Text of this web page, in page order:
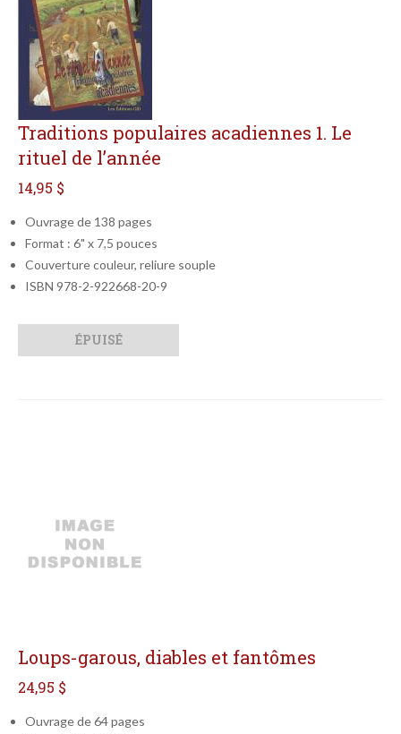
Traditions populaires acadiennes 1. Le
rituel de l’année
14,95 $
Ouvrage de 138 pages
Format : 6" x 7,5 pouces
Couverture couleur, reliure souple
ISBN 978-2-922668-20-9
ÉPUISÉ
Loups-garous, diables et fantômes
24,95 $
Ouvrage de 64 pages